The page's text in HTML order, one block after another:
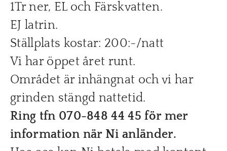
1Tr ner, EL och Färskvatten.
EJ latrin.
Ställplats kostar: 200:-/natt
Vi har öppet året runt.
Området är inhängnat och vi har
grinden stängd nattetid.
Ring tfn 070-848 44 45 för mer
information när Ni anländer.